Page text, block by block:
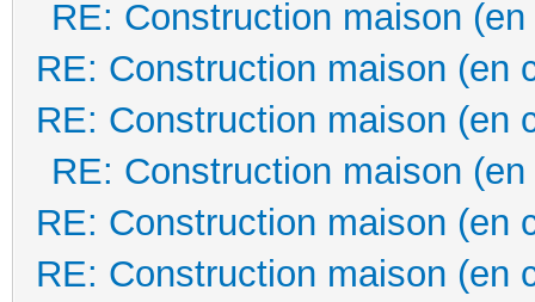
RE: Construction maison
RE: Construction maison (en
RE: Construction maison (en
RE: Construction maison
RE: Construction maison (en
RE: Construction maison (en